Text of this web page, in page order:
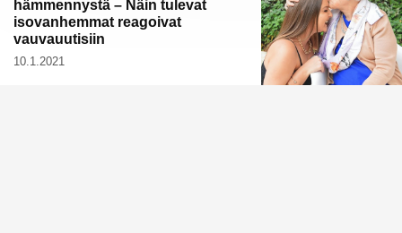
hämmennystä – Näin tulevat
isovanhemmat reagoivat
vauvauutisiin
10.1.2021